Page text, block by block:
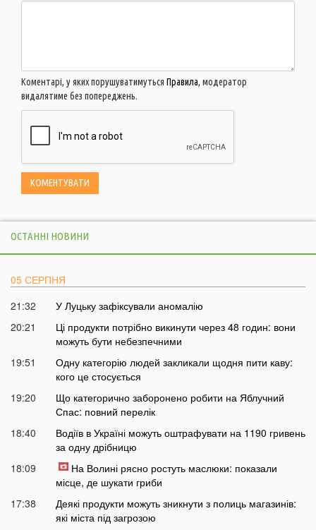
Коментарі, у яких порушуватимуться Правила, модератор
видалятиме без попереджень.
ОСТАННІ НОВИНИ
05 СЕРПНЯ
21:32
У Луцьку зафіксували аномалію
20:21
Ці продукти потрібно викинути через 48 годин: вони
можуть бути небезпечними
19:51
Одну категорію людей закликали щодня пити каву:
кого це стосується
19:20
Що категорично заборонено робити на Яблучний
Спас: повний перелік
18:40
Водіїв в Україні можуть оштрафувати на 1190 гривень
за одну дрібницю
18:09
На Волині рясно ростуть маслюки: показали
місце, де шукати гриби
17:38
Деякі продукти можуть зникнути з полиць магазинів:
які міста під загрозою